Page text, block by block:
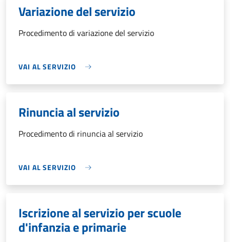
Variazione del servizio
Procedimento di variazione del servizio
VAI AL SERVIZIO
Rinuncia al servizio
Procedimento di rinuncia al servizio
VAI AL SERVIZIO
Iscrizione al servizio per scuole
d'infanzia e primarie